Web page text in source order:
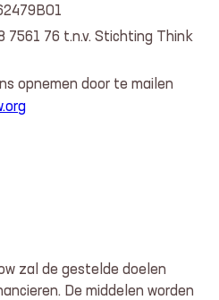
7561 76 t.n.v. Stichting Think
opnemen door te mailen
zal de gestelde doelen
De middelen worden